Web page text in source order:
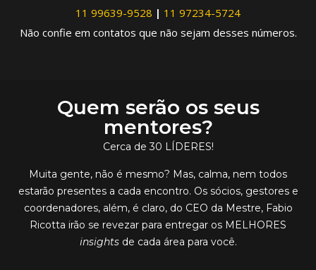
11 99639-9528 | 11 97234-5724
Não confie em contatos que não sejam desses números.
Quem serão os seus
mentores?
Cerca de 30 LÍDERES!
Muita gente, não é mesmo? Mas, calma, nem todos
estarão presentes a cada encontro. Os sócios, gestores e
coordenadores, além, é claro, do CEO da Mestre, Fabio
Ricotta irão se revezar para entregar os MELHORES
insights de cada área para você.